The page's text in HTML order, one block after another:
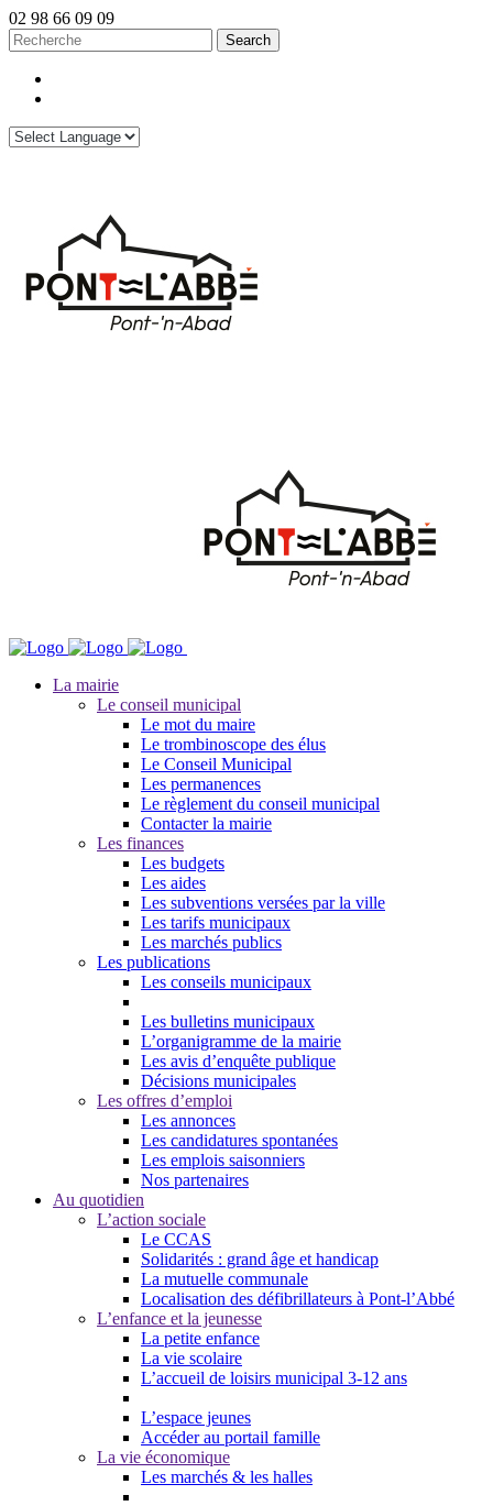
02 98 66 09 09
La mairie
Le conseil municipal
Le mot du maire
Le trombinoscope des élus
Le Conseil Municipal
Les permanences
Le règlement du conseil municipal
Contacter la mairie
Les finances
Les budgets
Les aides
Les subventions versées par la ville
Les tarifs municipaux
Les marchés publics
Les publications
Les conseils municipaux
Les bulletins municipaux
L’organigramme de la mairie
Les avis d’enquête publique
Décisions municipales
Les offres d’emploi
Les annonces
Les candidatures spontanées
Les emplois saisonniers
Nos partenaires
Au quotidien
L’action sociale
Le CCAS
Solidarités : grand âge et handicap
La mutuelle communale
Localisation des défibrillateurs à Pont-l’Abbé
L’enfance et la jeunesse
La petite enfance
La vie scolaire
L’accueil de loisirs municipal 3-12 ans
L’espace jeunes
Accéder au portail famille
La vie économique
Les marchés & les halles